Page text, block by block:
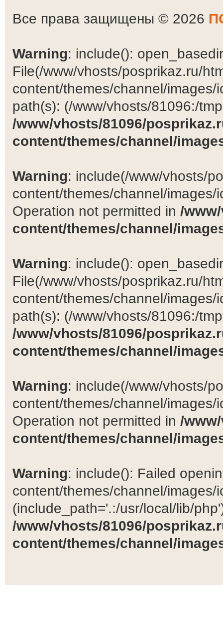
Все права защищены © 2026
Warning: include():
File(/www/vhosts/posprikaz.ru/
content/themes/channel/
path(s): (/www/vhosts/81096:/
/www/vhosts/81096/
content/themes/channel/
Warning: include(/www/vhosts/
content/themes/channel/
Operation not permitted in /
content/themes/channel/
Warning: include():
File(/www/vhosts/posprikaz.ru/
content/themes/channel/
path(s): (/www/vhosts/81096:/
/www/vhosts/81096/
content/themes/channel/
Warning: include(/www/vhosts/
content/themes/channel/
Operation not permitted in /
content/themes/channel/
Warning: include(): Failed
content/themes/channel/images/
(include_path='.:/usr/local/lib/
/www/vhosts/81096/
content/themes/channel/